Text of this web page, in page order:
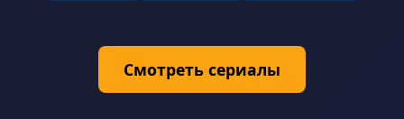
Смотреть сериалы